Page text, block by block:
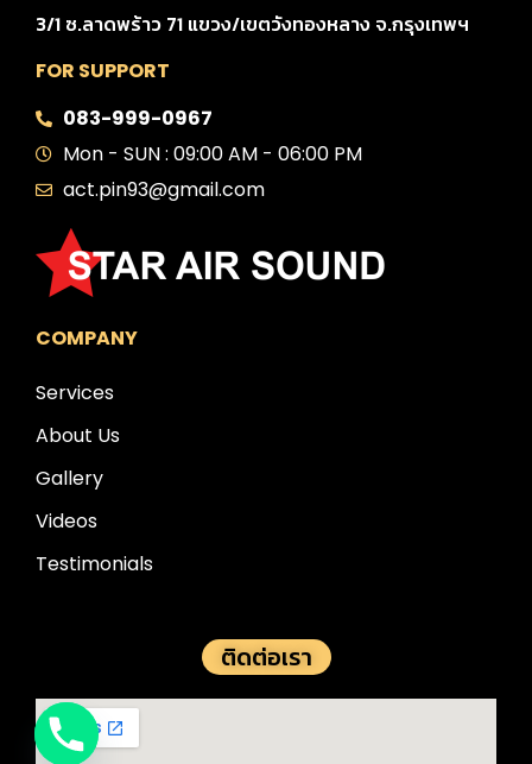
3/1 ซ.ลาดพร้าว 71 แขวง/เขตวังทองหลาง จ.กรุงเทพฯ
FOR SUPPORT
083-999-0967
Mon - SUN : 09:00 AM - 06:00 PM
act.pin93@gmail.com
COMPANY
Services
About Us
Gallery
Videos
Testimonials
ติดต่อเรา